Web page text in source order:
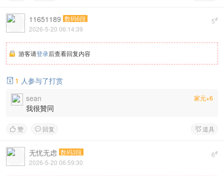
5#
11651189 数码6段
2026-5-20 06:14:39
游客请登录后查看回复内容
 1 人参与了打赏
家元+6
sean
我很贊同
 赞  回复  道具
6#
无忧无虑 数码3段
2026-5-20 06:59:30